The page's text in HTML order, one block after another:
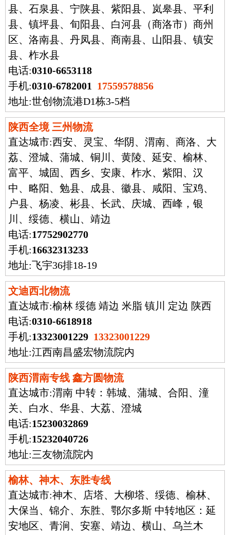
县、石泉县、宁陕县、紫阳县、岚皋县、平利
县、镇坪县、旬阳县、白河县（商洛市）商州
区、洛南县、丹凤县、商南县、山阳县、镇安
县、柞水县
电话:0310-6653118
手机:0310-6782001
17559578856
地址:世创物流港D1栋3-5档
陕西全境 三州物流
直达城市:西安、灵宝、华阴、渭南、商洛、大
荔、澄城、蒲城、铜川、黄陵、延安、榆林、
富平、城固、西乡、安康、柞水、紫阳、汉
中、略阳、勉县、成县、徽县、咸阳、宝鸡、
户县、杨凌、彬县、长武、庆城、西峰，银
川、绥德、横山、靖边
电话:17752902770
手机:16632313233
地址:飞宇36排18-19
文迪西北物流
直达城市:榆林 绥德 靖边 米脂 镇川 定边 陕西
电话:0310-6618918
手机:13323001229 13323001229
地址:江西南昌盛宏物流院内
陕西渭南专线 鑫方圆物流
直达城市:渭南 中转：韩城、蒲城、合阳、潼
关、白水、华县、大荔、澄城
电话:15230032869
手机:15232040726
地址:三友物流院内
榆林、神木、东胜专线
直达城市:神木、店塔、大柳塔、绥德、榆林、
大保当、锦介、东胜、鄂尔多斯 中转地区：延
安地区、青涧、安塞、靖边、横山、乌兰木